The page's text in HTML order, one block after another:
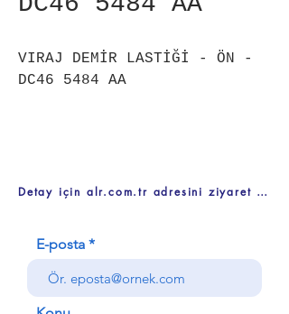
VIRAJ DEMİR LASTİĞİ - ÖN -
DC46 5484 AA
Detay için alr.com.tr adresini ziyaret ediniz
E-posta